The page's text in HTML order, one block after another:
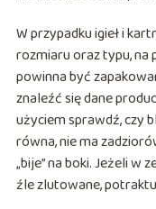
W przypadku igieł i
rozmiaru oraz typu, na
powinna być
znaleźć się dane
użyciem sprawdź, czy
równa, nie ma
„bije” na boki. Jeżeli w
źle zlutowane,